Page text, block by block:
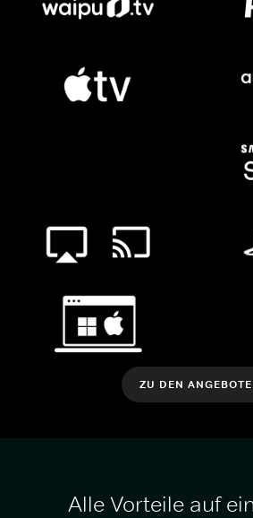
ZU DEN
Alle Vorteile auf